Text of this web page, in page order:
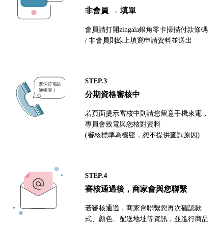
非會員 → 填單
會員請打開zingala銀角零卡掃描付款條碼
/ 非會員則線上填寫申請資料並送出
STEP.3
分期資格審核中
若頁面提示審核中則請您留意手機來電，
專員會致電與您核對資料
(審核標準為機密，恕不提供查詢原因)
STEP.4
審核通過後，商家會與您聯繫
若審核通過，商家會聯繫您再次確認款
式、顏色、配送地址等資訊，並進行商品